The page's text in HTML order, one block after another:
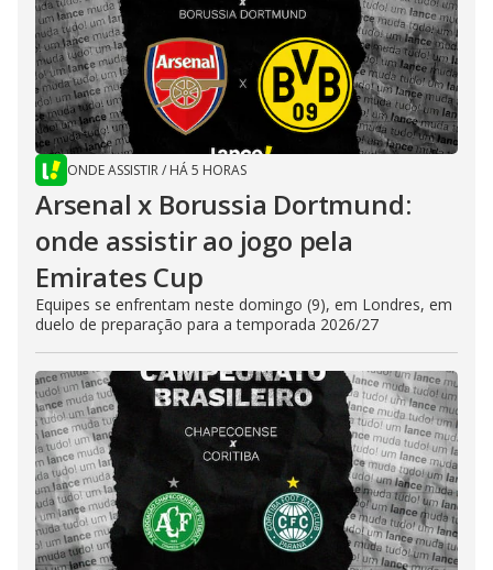
ONDE ASSISTIR/ HÁ 5 HORAS
Arsenal x Borussia Dortmund:
onde assistir ao jogo pela
Emirates Cup
Equipes se enfrentam neste domingo (9), em Londres, em
duelo de preparação para a temporada 2026/27